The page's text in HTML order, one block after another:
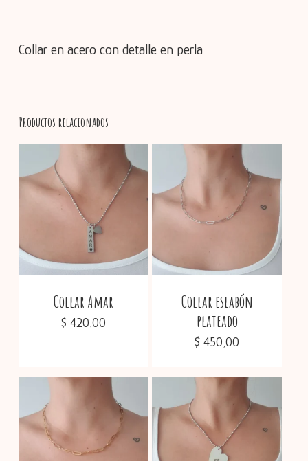
No hay productos en el
carrito.
Go To Shop
Collar en acero con detalle en perla
Productos relacionados
Collar Amar
$ 420,00
Collar eslabón
plateado
$ 450,00